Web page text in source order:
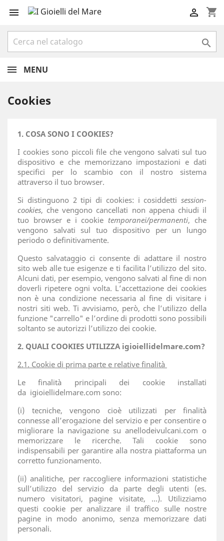
 shopping_cart


MENU
Cookies
1. COSA SONO I COOKIES?
I cookies sono piccoli file che vengono salvati sul tuo
dispositivo e che memorizzano impostazioni e dati
specifici per lo scambio con il nostro sistema
attraverso il tuo browser.
Si distinguono 2 tipi di cookies: i cosiddetti session-
cookies, che vengono cancellati non appena chiudi il
tuo browser e i cookietemporanei/permanenti, che
vengono salvati sul tuo dispositivo per un lungo
periodo o definitivamente.
Questo salvataggio ci consente di adattare il nostro
sito web alle tue esigenze e ti facilita l’utilizzo del sito.
Alcuni dati, per esempio, vengono salvati al fine di non
doverli ripetere ogni volta. L’accettazione dei cookies
non è una condizione necessaria al fine di visitare i
nostri siti web. Ti avvisiamo, però, che l’utilizzo della
funzione "carrello" e l’ordine di prodotti sono possibili
soltanto se autorizzi l’utilizzo dei cookie.
2. QUALI COOKIES UTILIZZA igioiellidelmare.com?
2.1. Cookie di prima parte e relative finalità
Le finalità principali dei cookie installati
da igioiellidelmare.com sono:
(i) tecniche, vengono cioè utilizzati per finalità
connesse all’erogazione del servizio e per consentire o
migliorare la navigazione su anellodeivulcani.com o
memorizzare le ricerche. Tali cookie sono
indispensabili per garantire alla nostra piattaforma un
corretto funzionamento.
(ii) analitiche, per raccogliere informazioni statistiche
sull’utilizzo del servizio da parte degli utenti (es.
numero visitatori, pagine visitate, …). Utilizziamo
questi cookie per analizzare il traffico sulle nostre
pagine in modo anonimo, senza memorizzare dati
personali.